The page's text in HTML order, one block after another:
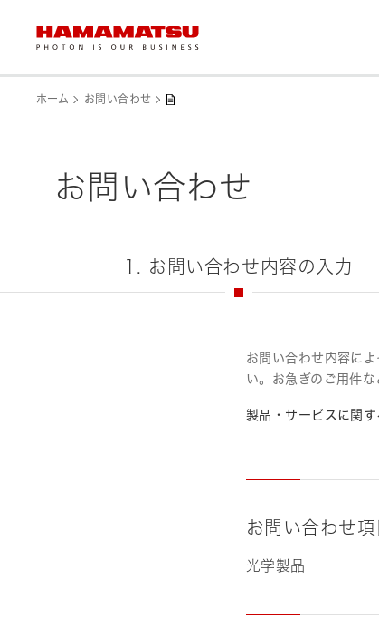
ホーム お問い合わせ
お問い合わせ
1. お問い合わせ内容の入力
お問い合わせ内容に
い。お急ぎのご用件
製品・サービスに関
お問い合わせ項
光学製品